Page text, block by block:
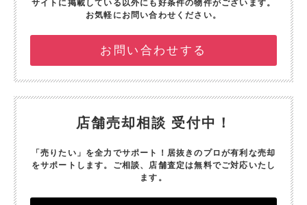
サイトに掲載している以外にも好条件の物件がございます。
お気軽にお問い合わせください。
お問い合わせする
店舗売却相談 受付中！
「売りたい」を全力でサポート！ 居抜きのプロが有利な売却
をサポートします。 ご相談、店舗査定は無料でご対応いたし
ます。